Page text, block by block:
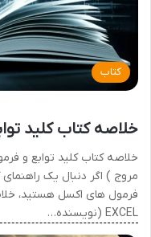
کتاب
خلاصه کتاب کلید
مروج ) اگر دنبال یک راهنمای
فرمول های اکسل هستید،
EXCEL (نویسنده…